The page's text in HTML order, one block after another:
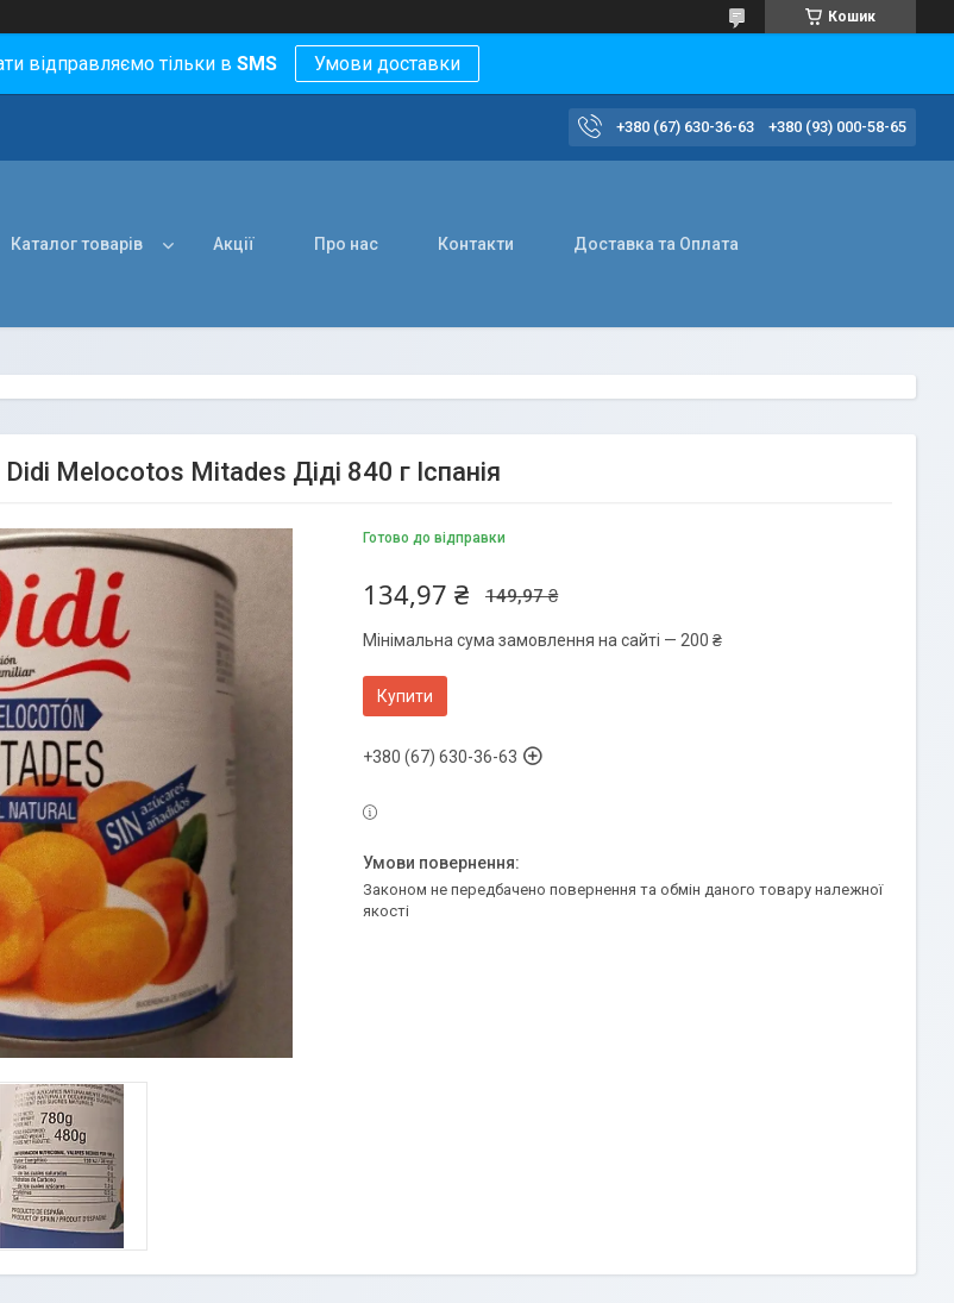
Кошик
відправляємо тільки в SMS Умови доставки
+380 (67) 630-36-63 +380 (93) 000-58-65
Каталог товарів Акції Про нас Контакти Доставка та Оплата
Melocotos Mitades Діді 840 г Іспанія
Готово до відправки
149,97 ₴
134,97 ₴
Мінімальна сума замовлення на сайті — 200 ₴
Купити
+380 (67) 630-36-63
Законом не передбачено повернення та обмін даного товару належної
якості